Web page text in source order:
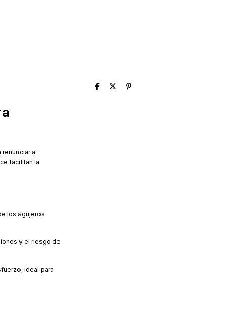
al
facilitan la
los agujeros
y el riesgo de
ideal para